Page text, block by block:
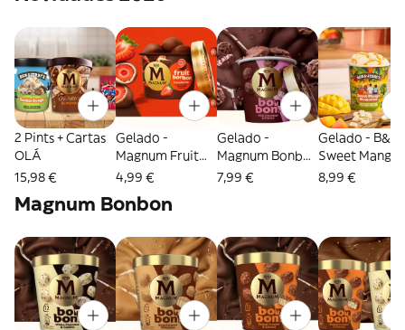
2 Pints + Cartas
OLÁ
15,98 €
Gelado -
Magnum Fruit
Bonbon
4,99 €
Gelado -
Magnum Bonbon
Chocolate &
7,99 €
Gelado - B&J
Sweet Mango
Memories
8,99 €
Magnum Bonbon